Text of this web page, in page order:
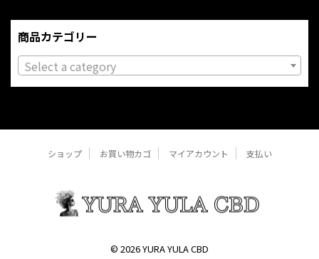
商品カテゴリー
Select a category
ショップ お買い物カゴ マイアカウント 支払い
© 2026 YURA YULA CBD